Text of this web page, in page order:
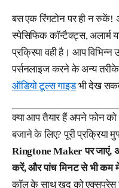
बस एक रिंगटोन पर ही न
स्पेसिफिक कॉन्टैक्ट्स, अलार्म
प्रक्रिया वही है। आप
पर्सनलाइज करने के अन्य
ऑडियो टूल्स गाइडभी देख
क्या आप तैयार हैं अपने फोन
बजाने के लिए? पूरी
Ringtone Maker पर जाएं,
करें, और पांच मिनट से भी कम
कॉल के साथ खुद को एक्सप्रेस